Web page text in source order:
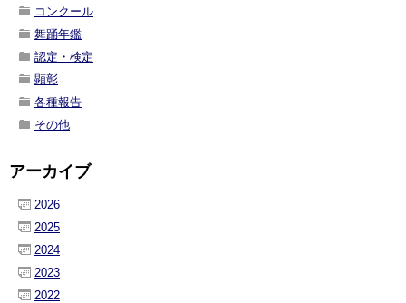
コンクール
舞踊年鑑
認定・検定
顕彰
各種報告
その他
アーカイブ
2026
2025
2024
2023
2022